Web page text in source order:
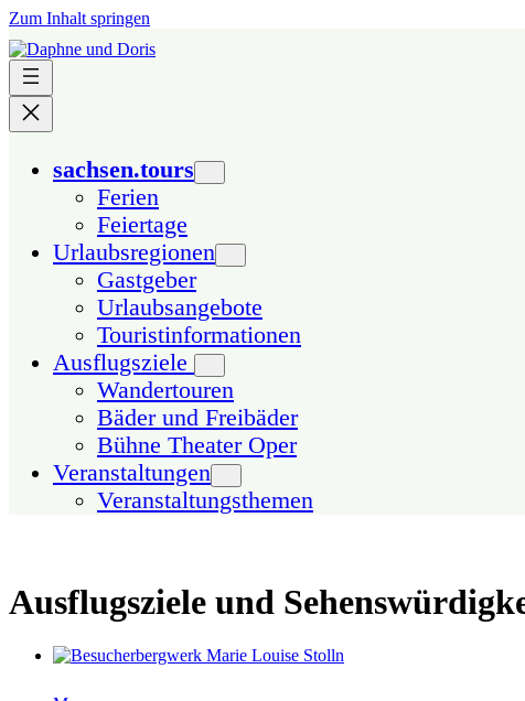
Zum Inhalt springen
sachsen.tours
Ferien
Feiertage
Urlaubsregionen
Gastgeber
Urlaubsangebote
Touristinformationen
Ausflugsziele
Wandertouren
Bäder und Freibäder
Bühne Theater Oper
Veranstaltungen
Veranstaltungsthemen
Ausflugsziele und